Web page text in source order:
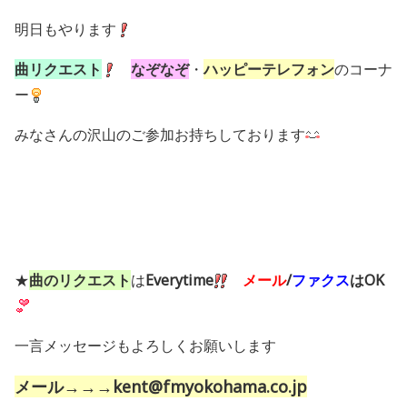
明日もやります
曲リクエスト
なぞなぞ・ハッピーテレフォンのコーナ
ー
みなさんの沢山のご参加お持ちしております
★曲のリクエストはEverytime メール/ファクスはOK
一言メッセージもよろしくお願いします
メール→→→kent@fmyokohama.co.jp